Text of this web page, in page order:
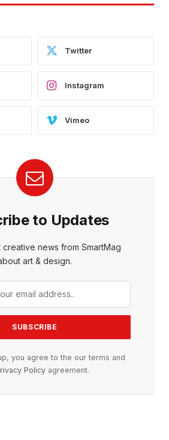
Twitter
Instagram
Vimeo
to Updates
creative news from SmartMag
art & design.
you agree to the our terms and
Policyagreement.